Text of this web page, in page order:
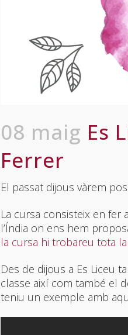
08 maig Es
Ferrer
El passat dijous vàrem
La cursa consisteix en fer
l’Índia on ens hem
la cursa hi trobareu tota
Des de dijous a Es Liceu
classe així com també el
teniu un exemple amb